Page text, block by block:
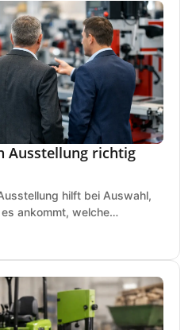
Ausstellung richtig
hilft bei Auswahl,
ankommt, welche